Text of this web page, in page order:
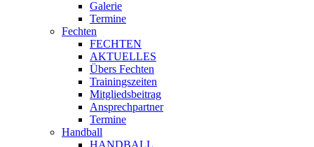
Galerie
Termine
Fechten
FECHTEN
AKTUELLES
Übers Fechten
Trainingszeiten
Mitgliedsbeitrag
Ansprechpartner
Termine
Handball
HANDBALL